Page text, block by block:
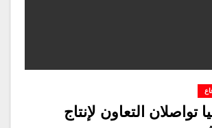
تواصلان التعاون لإنتاج